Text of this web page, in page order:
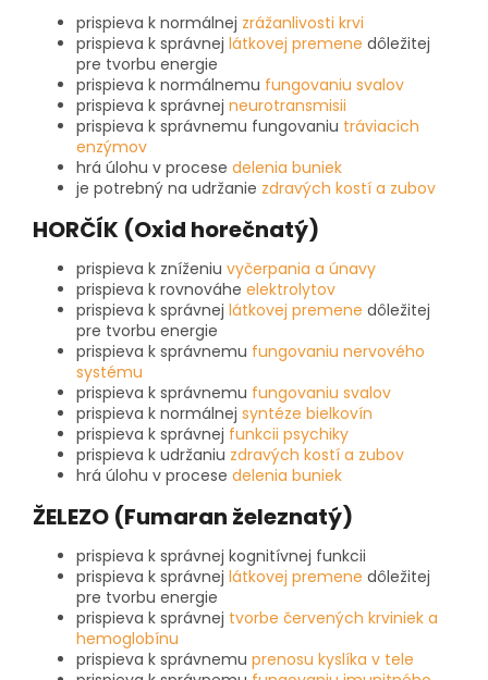
prispieva k normálnej zrážanlivosti krvi
prispieva k správnej látkovej premene dôležitej
pre tvorbu energie
prispieva k normálnemu fungovaniu svalov
prispieva k správnej neurotransmisii
prispieva k správnemu fungovaniu tráviacich
enzýmov
hrá úlohu v procese delenia buniek
je potrebný na udržanie zdravých kostí a zubov
HORČÍK (Oxid horečnatý)
prispieva k zníženiu vyčerpania a únavy
prispieva k rovnováhe elektrolytov
prispieva k správnej látkovej premene dôležitej
pre tvorbu energie
prispieva k správnemu fungovaniu nervového
systému
prispieva k správnemu fungovaniu svalov
prispieva k normálnej syntéze bielkovín
prispieva k správnej funkcii psychiky
prispieva k udržaniu zdravých kostí a zubov
hrá úlohu v procese delenia buniek
ŽELEZO (Fumaran železnatý)
prispieva k správnej kognitívnej funkcii
prispieva k správnej látkovej premene dôležitej
pre tvorbu energie
prispieva k správnej tvorbe červených krviniek a
hemoglobínu
prispieva k správnemu prenosu kyslíka v tele